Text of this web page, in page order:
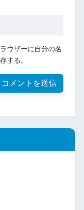
ウザーに自分の名
する。